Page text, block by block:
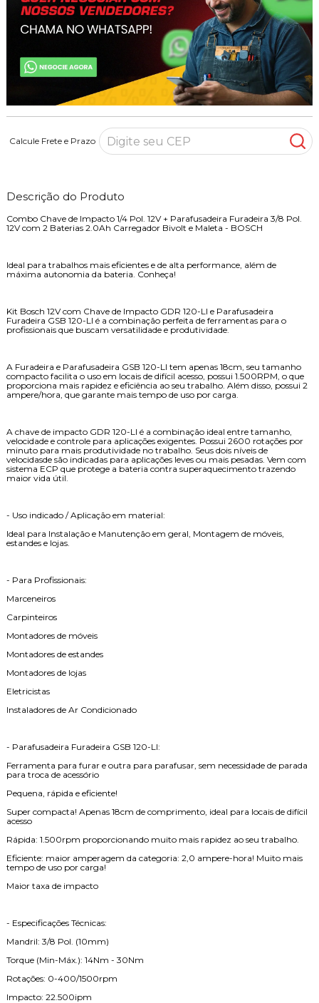
Calcule Frete e Prazo
Descrição do Produto
Combo Chave de Impacto 1/4 Pol. 12V + Parafusadeira Furadeira 3/8 Pol.
12V com 2 Baterias 2.0Ah Carregador Bivolt e Maleta - BOSCH
Ideal para trabalhos mais eficientes e de alta performance, além de
máxima autonomia da bateria. Conheça!
Kit Bosch 12V com Chave de Impacto GDR 120-LI e Parafusadeira
Furadeira GSB 120-LI é a combinação perfeita de ferramentas para o
profissionais que buscam versatilidade e produtividade.
A Furadeira e Parafusadeira GSB 120-LI tem apenas 18cm, seu tamanho
compacto facilita o uso em locais de difícil acesso, possui 1.500RPM, o que
proporciona mais rapidez e eficiência ao seu trabalho. Além disso, possui 2
ampere/hora, que garante mais tempo de uso por carga.
A chave de impacto GDR 120-LI é a combinação ideal entre tamanho,
velocidade e controle para aplicações exigentes. Possui 2600 rotações por
minuto para mais produtividade no trabalho. Seus dois níveis de
velocidasde são indicadas para aplicações leves ou mais pesadas. Vem com
sistema ECP que protege a bateria contra superaquecimento trazendo
maior vida útil.
- Uso indicado / Aplicação em material:
Ideal para Instalação e Manutenção em geral, Montagem de móveis,
estandes e lojas.
- Para Profissionais:
Marceneiros
Carpinteiros
Montadores de móveis
Montadores de estandes
Montadores de lojas
Eletricistas
Instaladores de Ar Condicionado
- Parafusadeira Furadeira GSB 120-LI:
Ferramenta para furar e outra para parafusar, sem necessidade de parada
para troca de acessório
Pequena, rápida e eficiente!
Super compacta! Apenas 18cm de comprimento, ideal para locais de difícil
acesso
Rápida: 1.500rpm proporcionando muito mais rapidez ao seu trabalho.
Eficiente: maior amperagem da categoria: 2,0 ampere-hora! Muito mais
tempo de uso por carga!
Maior taxa de impacto
- Especificações Técnicas:
Mandril: 3/8 Pol. (10mm)
Torque (Min-Máx.): 14Nm - 30Nm
Rotações: 0-400/1500rpm
Impacto: 22.500ipm